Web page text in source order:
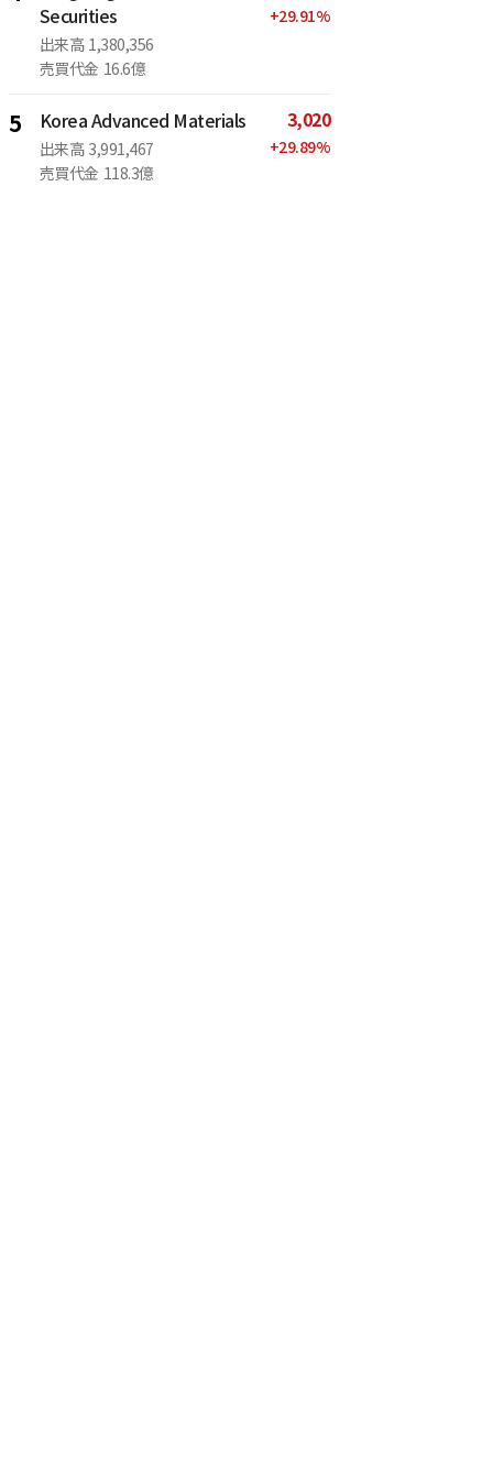
Securities
出来高 1,380,356
売買代金 16.6億
+29.91%
5 Korea Advanced Materials
出来高 3,991,467
売買代金 118.3億
3,020
+29.89%